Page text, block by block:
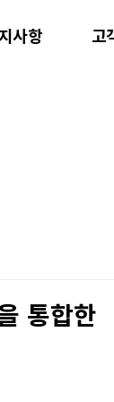
사항 고
통합한